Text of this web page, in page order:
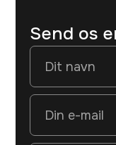
Send os